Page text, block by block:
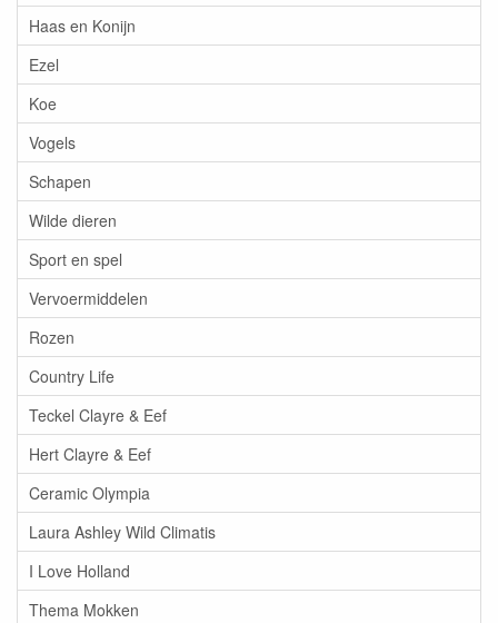
Haas en Konijn
Ezel
Koe
Vogels
Schapen
Wilde dieren
Sport en spel
Vervoermiddelen
Rozen
Country Life
Teckel Clayre & Eef
Hert Clayre & Eef
Ceramic Olympia
Laura Ashley Wild Climatis
I Love Holland
Thema Mokken